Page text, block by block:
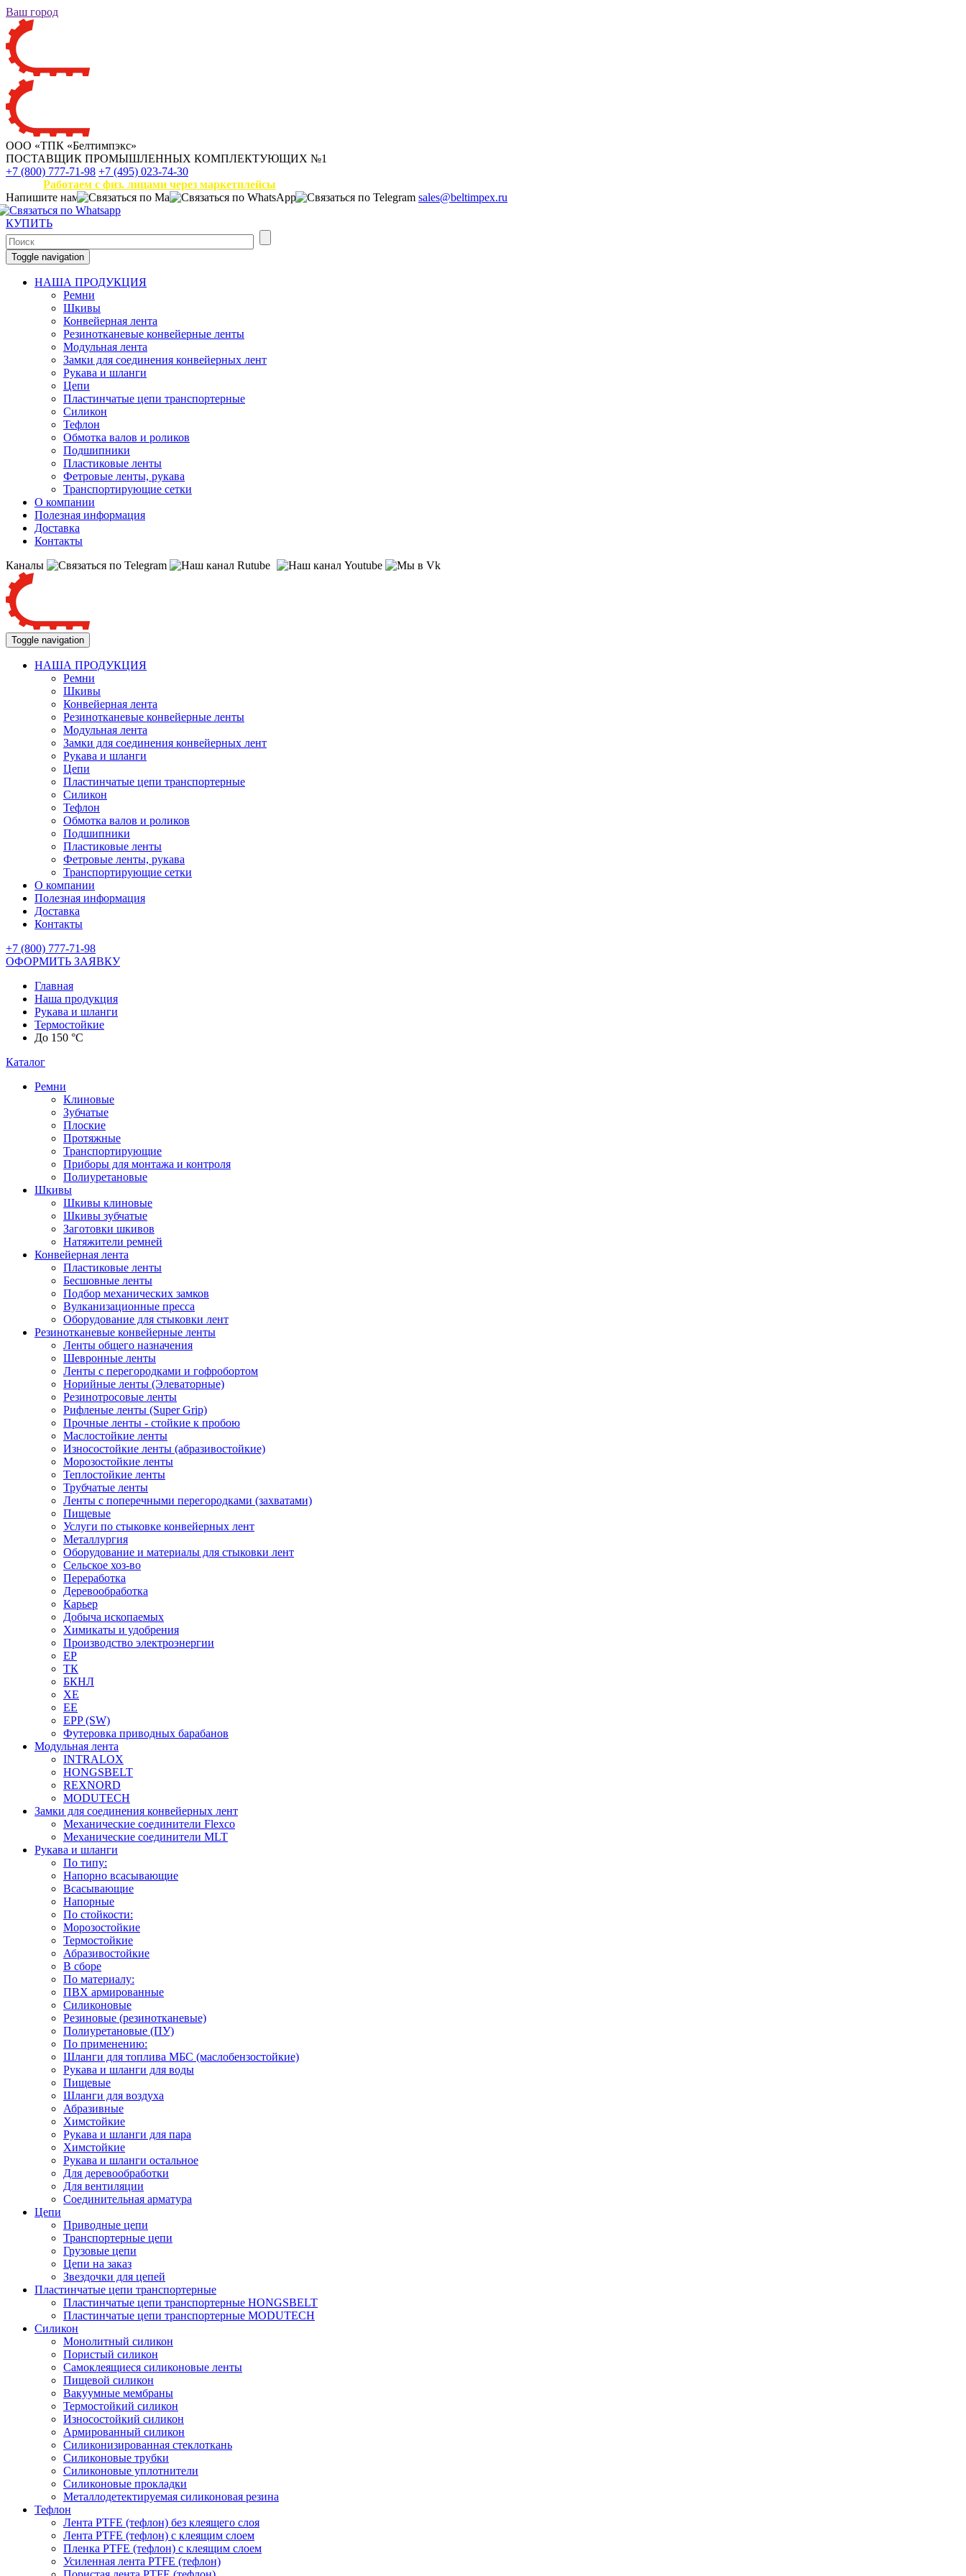
Ваш город
ООО «ТПК «Белтимпэкс»
ПОСТАВЩИК ПРОМЫШЛЕННЫХ КОМПЛЕКТУЮЩИХ №1
+7 (800) 777-71-98 +7 (495) 023-74-30
Работаем с физ. лицами через маркетплейсы
Напишите нам
sales@beltimpex.ru
КУПИТЬ
Toggle navigation
НАША ПРОДУКЦИЯ
Ремни
Шкивы
Конвейерная лента
Резинотканевые конвейерные ленты
Модульная лента
Замки для соединения конвейерных лент
Рукава и шланги
Цепи
Пластинчатые цепи транспортерные
Силикон
Тефлон
Обмотка валов и роликов
Подшипники
Пластиковые ленты
Фетровые ленты, рукава
Транспортирующие сетки
О компании
Полезная информация
Доставка
Контакты
Каналы
Toggle navigation
НАША ПРОДУКЦИЯ
Ремни
Шкивы
Конвейерная лента
Резинотканевые конвейерные ленты
Модульная лента
Замки для соединения конвейерных лент
Рукава и шланги
Цепи
Пластинчатые цепи транспортерные
Силикон
Тефлон
Обмотка валов и роликов
Подшипники
Пластиковые ленты
Фетровые ленты, рукава
Транспортирующие сетки
О компании
Полезная информация
Доставка
Контакты
+7 (800) 777-71-98
ОФОРМИТЬ ЗАЯВКУ
Главная
Наша продукция
Рукава и шланги
Термостойкие
До 150 °C
Каталог
Ремни
Клиновые
Зубчатые
Плоские
Протяжные
Транспортирующие
Приборы для монтажа и контроля
Полиуретановые
Шкивы
Шкивы клиновые
Шкивы зубчатые
Заготовки шкивов
Натяжители ремней
Конвейерная лента
Пластиковые ленты
Бесшовные ленты
Подбор механических замков
Вулканизационные пресса
Оборудование для стыковки лент
Резинотканевые конвейерные ленты
Ленты общего назначения
Шевронные ленты
Ленты с перегородками и гофробортом
Норийные ленты (Элеваторные)
Резинотросовые ленты
Рифленые ленты (Super Grip)
Прочные ленты - стойкие к пробою
Маслостойкие ленты
Износостойкие ленты (абразивостойкие)
Морозостойкие ленты
Теплостойкие ленты
Трубчатые ленты
Ленты с поперечными перегородками (захватами)
Пищевые
Услуги по стыковке конвейерных лент
Металлургия
Оборудование и материалы для стыковки лент
Сельское хоз-во
Переработка
Деревообработка
Карьер
Добыча ископаемых
Химикаты и удобрения
Производство электроэнергии
EP
ТК
БКНЛ
XE
EE
EPP (SW)
Футеровка приводных барабанов
Модульная лента
INTRALOX
HONGSBELT
REXNORD
MODUTECH
Замки для соединения конвейерных лент
Механические соединители Flexco
Механические соединители MLT
Рукава и шланги
По типу:
Напорно всасывающие
Всасывающие
Напорные
По стойкости:
Морозостойкие
Термостойкие
Абразивостойкие
В сборе
По материалу:
ПВХ армированные
Силиконовые
Резиновые (резинотканевые)
Полиуретановые (ПУ)
По применению:
Шланги для топлива МБС (маслобензостойкие)
Рукава и шланги для воды
Пищевые
Шланги для воздуха
Абразивные
Химстойкие
Рукава и шланги для пара
Химстойкие
Рукава и шланги остальное
Для деревообработки
Для вентиляции
Соединительная арматура
Цепи
Приводные цепи
Транспортерные цепи
Грузовые цепи
Цепи на заказ
Звездочки для цепей
Пластинчатые цепи транспортерные
Пластинчатые цепи транспортерные HONGSBELT
Пластинчатые цепи транспортерные MODUTECH
Силикон
Монолитный силикон
Пористый силикон
Самоклеящиеся силиконовые ленты
Пищевой силикон
Вакуумные мембраны
Термостойкий силикон
Износостойкий силикон
Армированный силикон
Силиконизированная стеклоткань
Силиконовые трубки
Силиконовые уплотнители
Силиконовые прокладки
Металлодетектируемая силиконовая резина
Тефлон
Лента PTFE (тефлон) без клеящего слоя
Лента PTFE (тефлон) с клеящим слоем
Пленка PTFE (тефлон) с клеящим слоем
Усиленная лента PTFE (тефлон)